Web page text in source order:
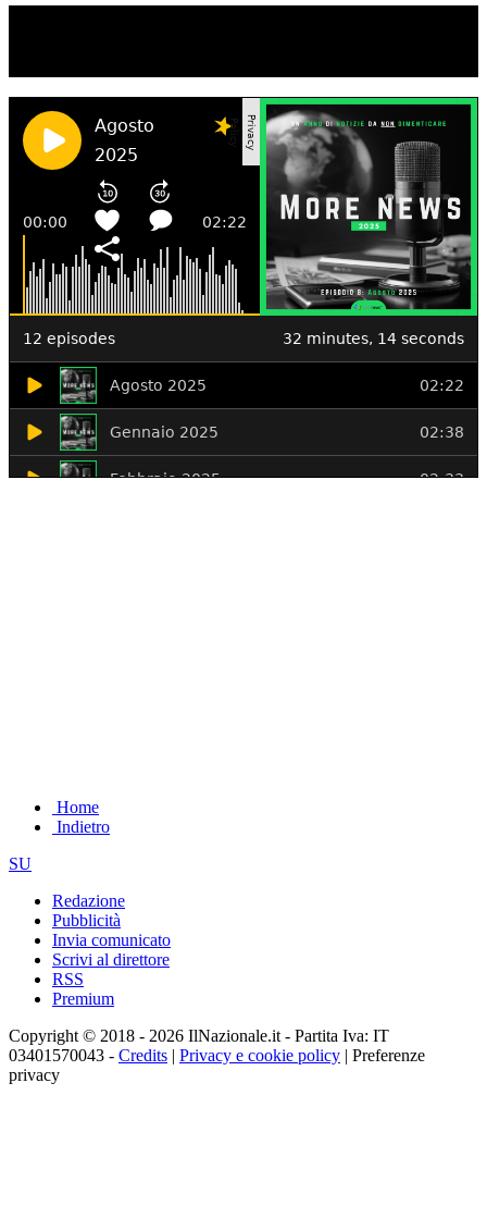
Home
Indietro
SU
Redazione
Pubblicità
Invia comunicato
Scrivi al direttore
RSS
Premium
Copyright © 2018 - 2026 IlNazionale.it - Partita Iva: IT
03401570043 - Credits | Privacy e cookie policy | Preferenze
privacy